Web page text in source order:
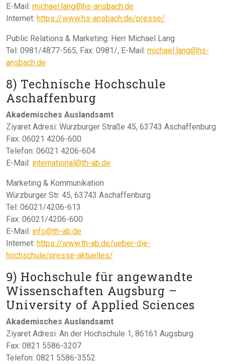
E-Mail: michael.lang@hs-ansbach.de
Internet: https://www.hs-ansbach.de/presse/
Public Relations & Marketing: Herr Michael Lang
Tel: 0981/4877-565, Fax: 0981/, E-Mail: michael.lang@hs-
ansbach.de
8) Technische Hochschule
Aschaffenburg
Akademisches Auslandsamt
Ziyaret Adresi: Würzburger Straße 45, 63743 Aschaffenburg
Fax: 06021 4206-600
Telefon: 06021 4206-604
E-Mail: international@th-ab.de
Marketing & Kommunikation
Würzburger Str. 45, 63743 Aschaffenburg
Tel: 06021/4206-613
Fax: 06021/4206-600
E-Mail: info@th-ab.de
Internet: https://www.th-ab.de/ueber-die-
hochschule/presse-aktuelles/
9) Hochschule für angewandte
Wissenschaften Augsburg –
University of Applied Sciences
Akademisches Auslandsamt
Ziyaret Adresi: An der Hochschule 1, 86161 Augsburg
Fax: 0821 5586-3207
Telefon: 0821 5586-3552